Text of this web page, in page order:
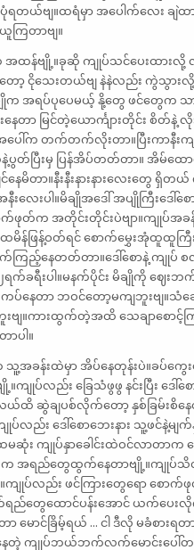
ပုံရတယ်ဗျ။ထရံမှာ အပေါက်လေး ချဲ
ကြတာဗျ။
န်ဗျို့။ခုဆို ကျုပ်သင်ပေးထားလို့
ော့ ငိုသေးတယ်ဗျ နဲနဲလည်း ကွဲသွား
ျိုက အရပ်ပုပေမယ့် နို့တွေ ဖင်တွေက
နေတာ မြင်တဲ့ယောင်္ကျားတိုင်း စိတ်
ပေါ်က တက်တက်လိုးတာ။ပြီးကာနီးက
ပွတ်ပြီးမှ ပြန်အိပ်တတ်တာ။ အိမ်ထ
နေမိတာ။နီးနီးနားနားလေးတွေ ရှိ
လေးပါ။မိချိုအဒေါ် အပျိုကြီးဒေါ်
ာက်ဖုတ်က အတိုင်းတိုင်းပဲဗျာ။ကျုပ်
ထမိန်ဖြန့်ဝတ်ရင် စောက်မွှေးအုံထူထူက
ကြည့်နေတတ်တာ။ဒေါ်စောနဲ့ ကျုပ်
ရီးပါ။မနက်ပိုင်း မိချိုကို ဈေးဘ
ာင်းကပ်နေတာ ဘဝင်တော့မကျဘူးဗ
ျ။ကားထွက်တဲ့အထိ သေချာစောင့်ကြ
ပါ။
သူ့အခန်းထဲမှာ အိပ်နေတုန်းပဲ။ခပ်ကွေး
။ကျုပ်လည်း ခြေသံဖွဖွ နင်းပြီး ဒေ
ထိ ဆွဲချပစ်လိုက်တော့ နှစ်ခြမ်းစိနေ
လည်း ဒေါ်စောဘေးနား သူ့ဖင်နဲ့မျက်
ဆုံး ကျုပ်နှာခေါင်းထဲဝင်လာတာက စ
က အရည်တွေထွက်နေတာဗျို့။ကျုပ်သိ
။ကျုပ်လည်း ဖင်ကြားတွေရော စေ
ည်တွေထောင်ပန်းအောင် ယက်ပေးလို
တာ မောင်ခြိမ့်ရယ် … ငါ ဒီလို မခံစား
ေတဲ့ ကျုပ်ဘယ်ဘက်လက်မောင်းပေါ်